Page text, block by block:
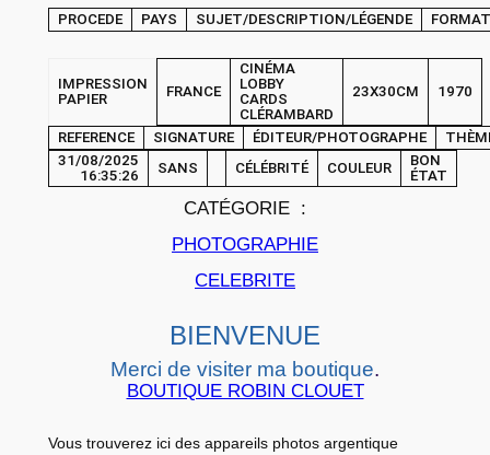
T
n
é
m
R
PROCEDE PAYS SUJET/DESCRIPTION/LÉGENDE FORMAT
IMPRESSION
PAPIER
FRANCE
CINÉMA
LOBBY
CARDS
CLÉRAMBARD
23X30CM 1970
REFERENCE SIGNATURE ÉDITEUR/PHOTOGRAPHE
31/08/2025
16:35:26
SANS CÉLÉBRITÉ COULEUR
BON
ÉTAT
CATÉGORIE :
PHOTOGRAPHIE
CELEBRITE
BIENVENUE
Merci de visiter ma boutique.
BOUTIQUE ROBIN CLOUET
Vous trouverez ici des appareils photos argentique